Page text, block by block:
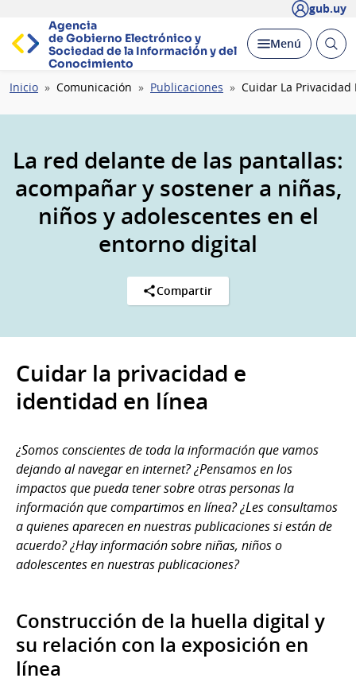
gub.uy
Agencia
de Gobierno Electrónico y
Sociedad de la Información y del
Conocimiento
Desplegar
Menú Abrir
Ruta
navegación
Inicio Comunicación Publicaciones Cuidar La Privacidad
La red delante de las pantallas:
acompañar y sostener a niñas,
niños y adolescentes en el
entorno digital
Compartir
Cuidar la privacidad e
identidad en línea
¿Somos conscientes de toda la información que vamos
dejando al navegar en internet? ¿Pensamos en los
impactos que pueda tener sobre otras personas la
información que compartimos en línea? ¿Les consultamos
a quienes aparecen en nuestras publicaciones si están de
acuerdo? ¿Hay información sobre niñas, niños o
adolescentes en nuestras publicaciones?
Construcción de la huella digital y
su relación con la exposición en
línea